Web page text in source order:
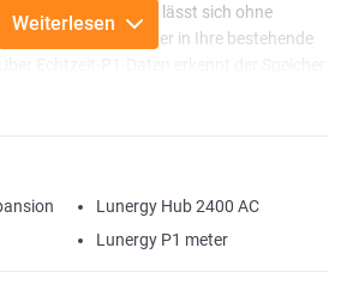
AC-gekoppelt und lässt sich ohne
Wechselrichter in Ihre bestehende
Ihre Abhängigkeit vom öffentlichen
und einer Ausgangsleistung von
Weiterlesen
Lunergy Hub 2400 AC
Lunergy P1 meter